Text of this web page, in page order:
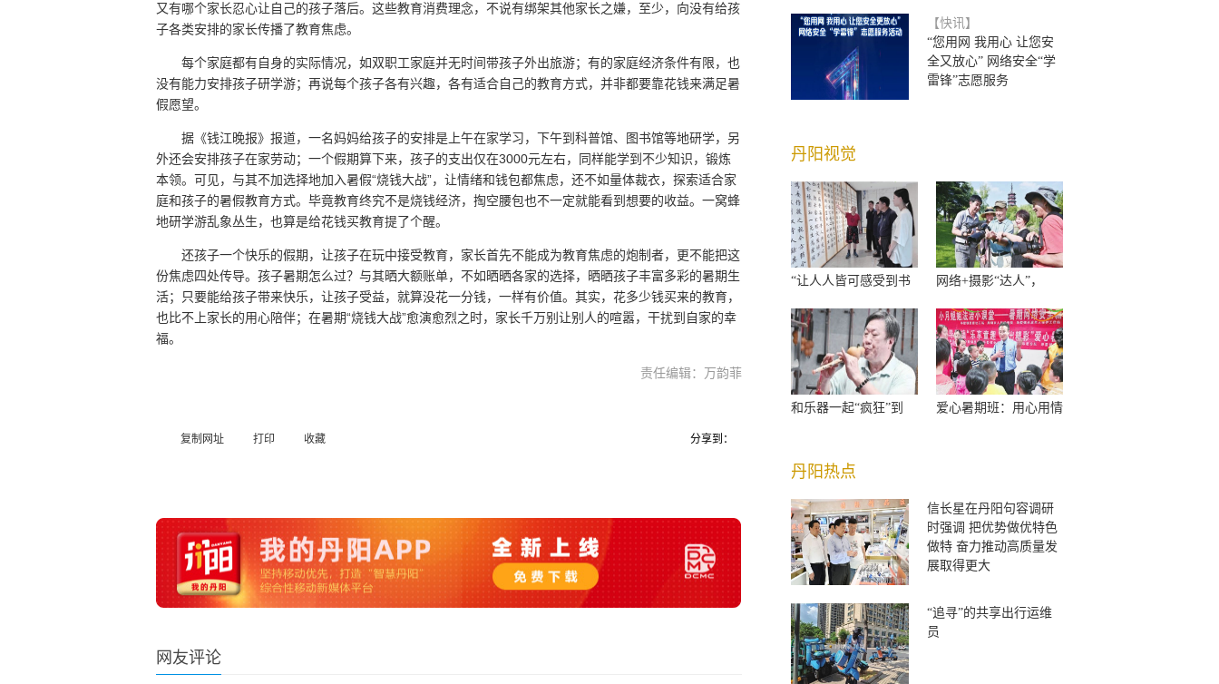
又有哪个家长忍心让自己的孩子落后。这些教育消费理念，不说有绑架其他家长之嫌，至少，向没有给孩
子各类安排的家长传播了教育焦虑。
每个家庭都有自身的实际情况，如双职工家庭并无时间带孩子外出旅游；有的家庭经济条件有限，也
没有能力安排孩子研学游；再说每个孩子各有兴趣，各有适合自己的教育方式，并非都要靠花钱来满足暑
假愿望。
据《钱江晚报》报道，一名妈妈给孩子的安排是上午在家学习，下午到科普馆、图书馆等地研学，另
外还会安排孩子在家劳动；一个假期算下来，孩子的支出仅在3000元左右，同样能学到不少知识，锻炼
本领。可见，与其不加选择地加入暑假“烧钱大战”，让情绪和钱包都焦虑，还不如量体裁衣，探索适合家
庭和孩子的暑假教育方式。毕竟教育终究不是烧钱经济，掏空腰包也不一定就能看到想要的收益。一窝蜂
地研学游乱象丛生，也算是给花钱买教育提了个醒。
还孩子一个快乐的假期，让孩子在玩中接受教育，家长首先不能成为教育焦虑的炮制者，更不能把这
份焦虑四处传导。孩子暑期怎么过？与其晒大额账单，不如晒晒各家的选择，晒晒孩子丰富多彩的暑期生
活；只要能给孩子带来快乐，让孩子受益，就算没花一分钱，一样有价值。其实，花多少钱买来的教育，
也比不上家长的用心陪伴；在暑期“烧钱大战”愈演愈烈之时，家长千万别让别人的喧嚣，干扰到自家的幸
福。
责任编辑：万韵菲
复制网址 打印 收藏 分享到：
网友评论
【快讯】
“您用网 我用心 让您安
全又放心” 网络安全“学
雷锋”志愿服务
丹阳视觉
“让人人皆可感受到书 网络+摄影“达人”，
和乐器一起“疯狂”到 爱心暑期班：用心用情
丹阳热点
信长星在丹阳句容调研
时强调 把优势做优特色
做特 奋力推动高质量发
展取得更大
“追寻”的共享出行运维
员